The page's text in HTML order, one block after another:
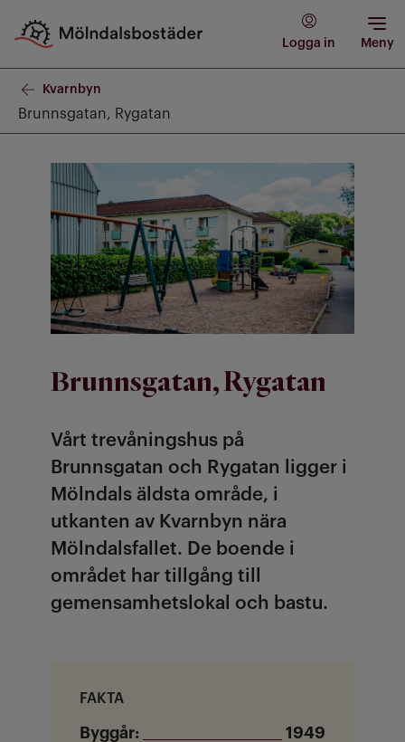
Logga in Meny
Kvarnbyn
Brunnsgatan, Rygatan
Brunnsgatan, Rygatan
Vårt trevåningshus på
Brunnsgatan och Rygatan ligger i
Mölndals äldsta område, i
utkanten av Kvarnbyn nära
Mölndalsfallet. De boende i
området har tillgång till
gemensamhetslokal och bastu.
FAKTA
Byggår:
1949